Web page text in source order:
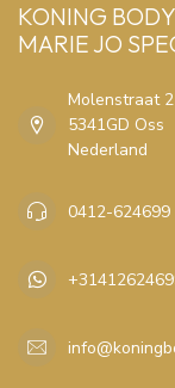
KONING
MARIE JO
Molenstraat 2
5341GD Oss
Nederland
0412-624699